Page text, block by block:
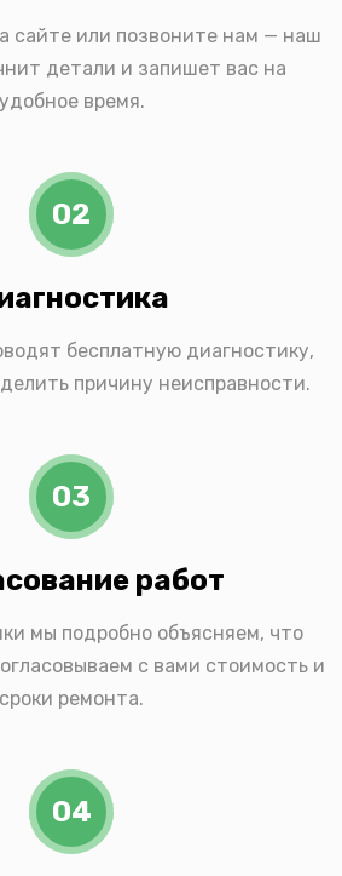
сайте или позвоните нам — наш
детали и запишет вас на
удобное время.
02
бесплатную диагностику,
причину неисправности.
03
работ
мы подробно объясняем, что
с вами стоимость и
сроки ремонта.
04